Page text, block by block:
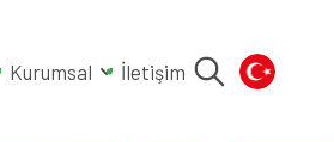
Kurumsal İletişim